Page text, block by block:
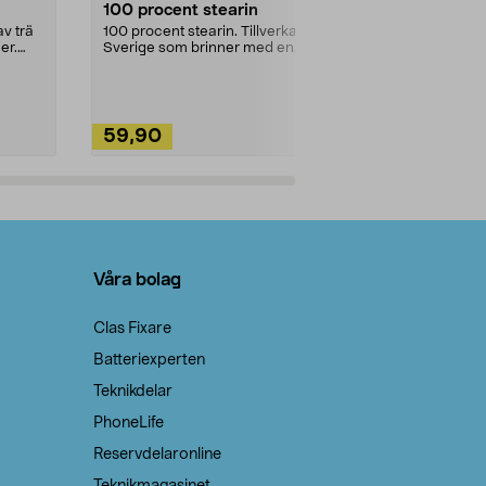
trä
100 procent stearin
100 procent stearin. Tillverkade i
Sverige som brinner med en
59,90
Våra bolag
Clas Fixare
Batteriexperten
Teknikdelar
PhoneLife
Reservdelaronline